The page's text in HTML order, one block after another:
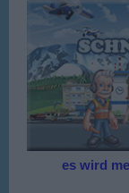
es wird